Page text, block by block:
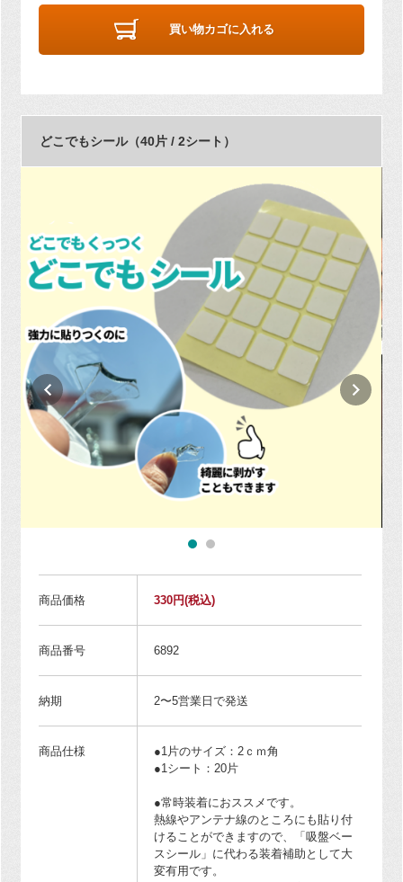
買い物カゴに入れる
どこでもシール（40片 / 2シート）
商品価格 330円(税込)
商品番号 6892
納期 2〜5営業日で発送
商品仕様
●1片のサイズ：2ｃｍ角
●1シート：20片
●常時装着におススメです。
熱線やアンテナ線のところにも貼り付
けることができますので、「吸盤ベー
スシール」に代わる装着補助として大
変有用です。